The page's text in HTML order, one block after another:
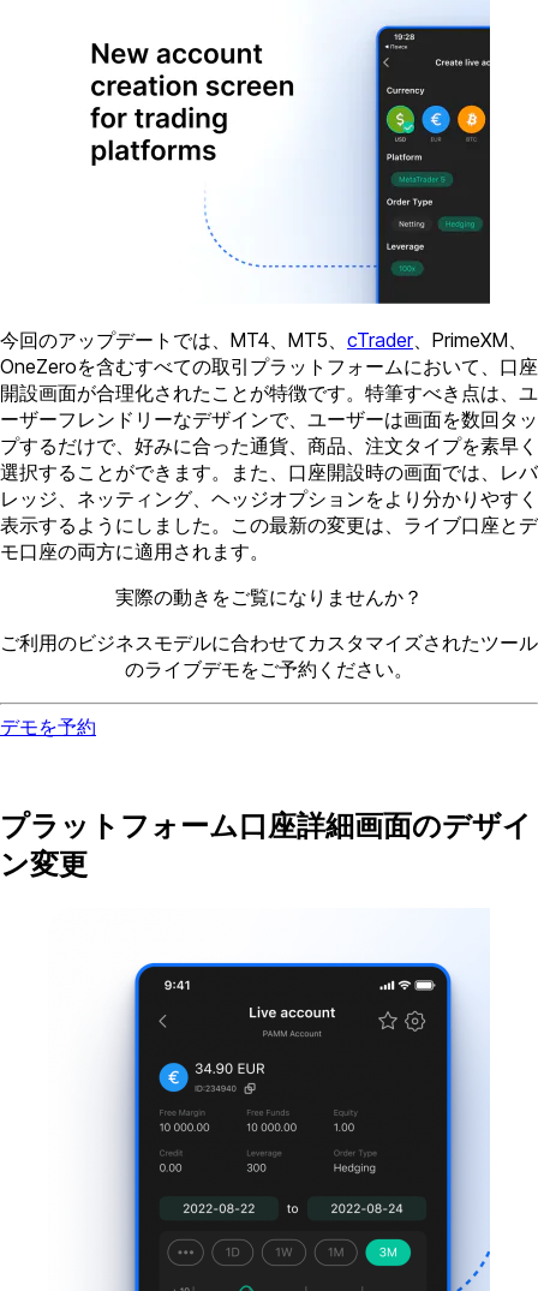
今回のアップデートでは、MT4、MT5、 cTrader、PrimeXM、
OneZeroを含むすべての取引プラットフォームにおいて、口座
開設画面が合理化されたことが特徴です。特筆すべき点は、ユ
ーザーフレンドリーなデザインで、ユーザーは画面を数回タッ
プするだけで、好みに合った通貨、商品、注文タイプを素早く
選択することができます。また、口座開設時の画面では、レバ
レッジ、ネッティング、ヘッジオプションをより分かりやすく
表示するようにしました。この最新の変更は、ライブ口座とデ
モ口座の両方に適用されます。
実際の動きをご覧になりませんか？
ご利用のビジネスモデルに合わせてカスタマイズされたツール
のライブデモをご予約ください。
デモを予約
プラットフォーム口座詳細画面のデザイ
ン変更